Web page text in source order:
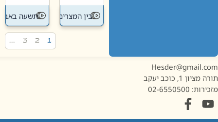
בין המצרים תשעה באב
1, כוכב יעקב
02-6550500